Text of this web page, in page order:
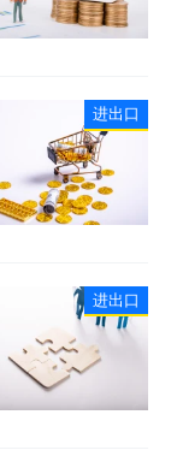
进出口
进出口